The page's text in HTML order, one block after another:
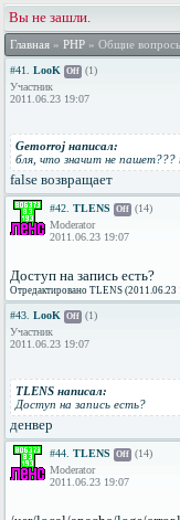
Вы не зашли.
Главная » PHP » Общие
#41. LooK Off (1)
Участник
2011.06.23 19:07
Gemorroj написал:
бля, что значит не
false возвращает
#42. TLENS Off (14)
Moderator
2011.06.23 19:07
Доступ на запись есть?
Отредактировано TLENS (2011.06.23
#43. LooK Off (1)
Участник
2011.06.23 19:07
TLENS написал:
Доступ на запись есть?
денвер
#44. TLENS Off (14)
Moderator
2011.06.23 19:07